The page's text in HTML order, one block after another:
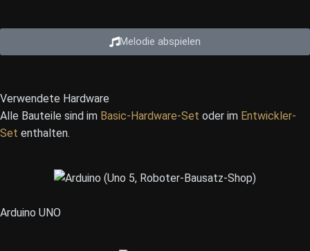
Melodie abspielen
Verwendete Hardware
Alle Bauteile sind im Basic-Hardware-Set oder im Entwickler-
Set enthalten.
Arduino UNO